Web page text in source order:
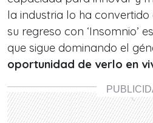
la industria lo ha
su regreso con ‘Insomnio’
que sigue dominando el
oportunidad de verlo en